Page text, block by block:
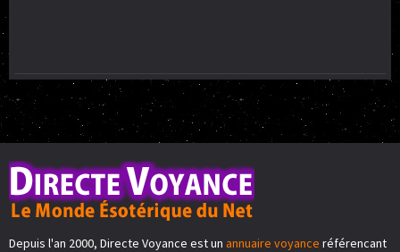
Depuis l'an 2000, Directe Voyance est un annuaire voyance référencant